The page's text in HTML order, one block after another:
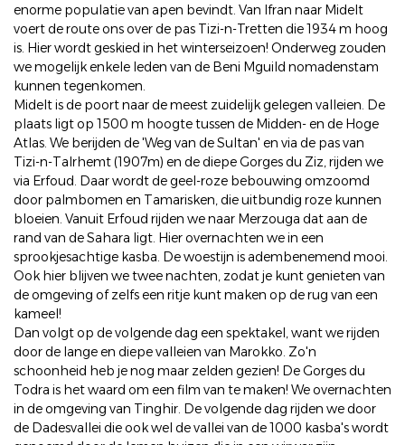
enorme populatie van apen bevindt. Van Ifran naar Midelt
voert de route ons over de pas Tizi-n-Tretten die 1934 m hoog
is. Hier wordt geskied in het winterseizoen! Onderweg zouden
we mogelijk enkele leden van de Beni Mguild nomadenstam
kunnen tegenkomen.
Midelt is de poort naar de meest zuidelijk gelegen valleien. De
plaats ligt op 1500 m hoogte tussen de Midden- en de Hoge
Atlas. We berijden de 'Weg van de Sultan' en via de pas van
Tizi-n-Talrhemt (1907m) en de diepe Gorges du Ziz, rijden we
via Erfoud. Daar wordt de geel-roze bebouwing omzoomd
door palmbomen en Tamarisken, die uitbundig roze kunnen
bloeien. Vanuit Erfoud rijden we naar Merzouga dat aan de
rand van de Sahara ligt. Hier overnachten we in een
sprookjesachtige kasba. De woestijn is adembenemend mooi.
Ook hier blijven we twee nachten, zodat je kunt genieten van
de omgeving of zelfs een ritje kunt maken op de rug van een
kameel!
Dan volgt op de volgende dag een spektakel, want we rijden
door de lange en diepe valleien van Marokko. Zo'n
schoonheid heb je nog maar zelden gezien! De Gorges du
Todra is het waard om een film van te maken! We overnachten
in de omgeving van Tinghir. De volgende dag rijden we door
de Dadesvallei die ook wel de vallei van de 1000 kasba's wordt